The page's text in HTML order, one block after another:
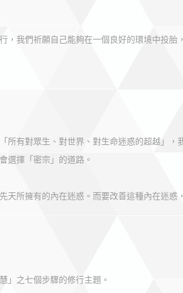
我們祈願自己能夠在一個良好的環境中投胎
有對眾生、對世界、對生命迷惑的超越」，
選擇「密宗」的道路。
所擁有的內在迷惑。而要改善這種內在迷惑
」之七個步驟的修行主題。